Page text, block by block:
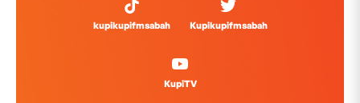
kupikupifmsabah Kupikupifmsabah
KupiTV